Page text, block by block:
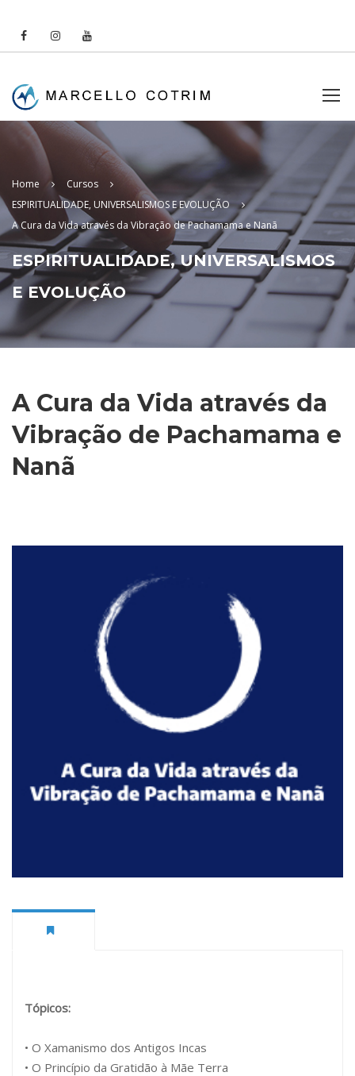
Home
Cursos
ESPIRITUALIDADE, UNIVERSALISMOS E EVOLUÇÃO
A Cura da Vida através da Vibração de Pachamama e Nanã
ESPIRITUALIDADE, UNIVERSALISMOS
E EVOLUÇÃO
A Cura da Vida através da
Vibração de Pachamama e
Nanã
Tópicos:
• O Xamanismo dos Antigos Incas
• O Princípio da Gratidão à Mãe Terra